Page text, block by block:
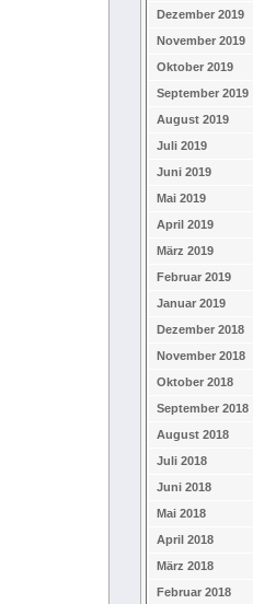
Dezember 2019
November 2019
Oktober 2019
September 2019
August 2019
Juli 2019
Juni 2019
Mai 2019
April 2019
März 2019
Februar 2019
Januar 2019
Dezember 2018
November 2018
Oktober 2018
September 2018
August 2018
Juli 2018
Juni 2018
Mai 2018
April 2018
März 2018
Februar 2018